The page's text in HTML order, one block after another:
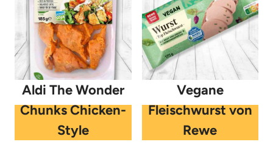
Aldi The Wonder
Chunks Chicken-
Style
Vegane
Fleischwurst von
Rewe